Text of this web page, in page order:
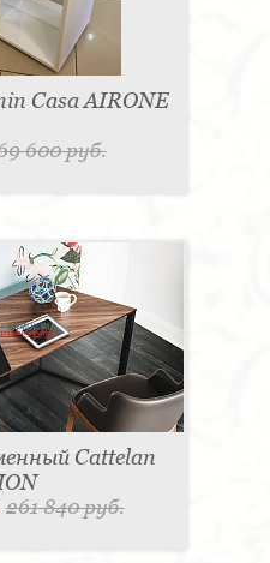
Casa AIRONE
600 руб.
Cattelan
261 840 руб.